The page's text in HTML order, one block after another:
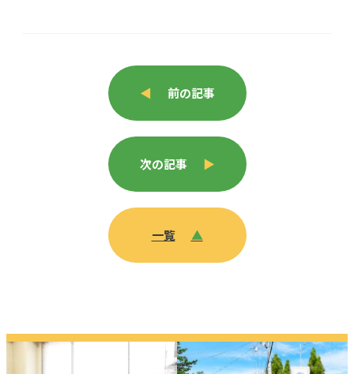
◀ 前の記事
次の記事 ▶
一覧 ▲